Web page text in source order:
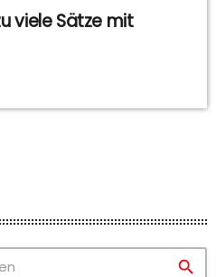
viele Sätze mit
search